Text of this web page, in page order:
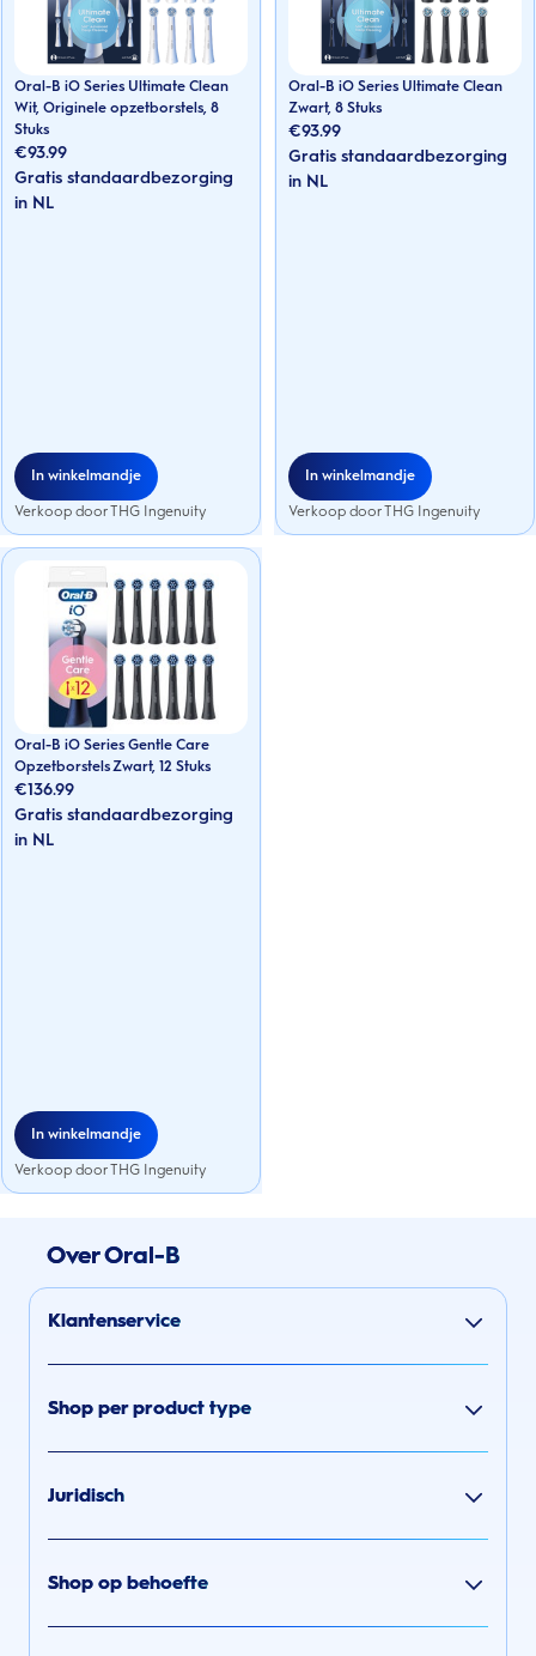
Oral-B iO Series Ultimate Clean
Wit, Originele opzetborstels, 8
Stuks
€93.99
Gratis standaardbezorging
in NL
In winkelmandje
Verkoop door THG Ingenuity
Oral-B iO Series Ultimate Clean
Zwart, 8 Stuks
€93.99
Gratis standaardbezorging
in NL
In winkelmandje
Verkoop door THG Ingenuity
Oral-B iO Series Gentle Care
Opzetborstels Zwart, 12 Stuks
€136.99
Gratis standaardbezorging
in NL
In winkelmandje
Verkoop door THG Ingenuity
Over Oral-B
Klantenservice
Shop per product type
Juridisch
Shop op behoefte